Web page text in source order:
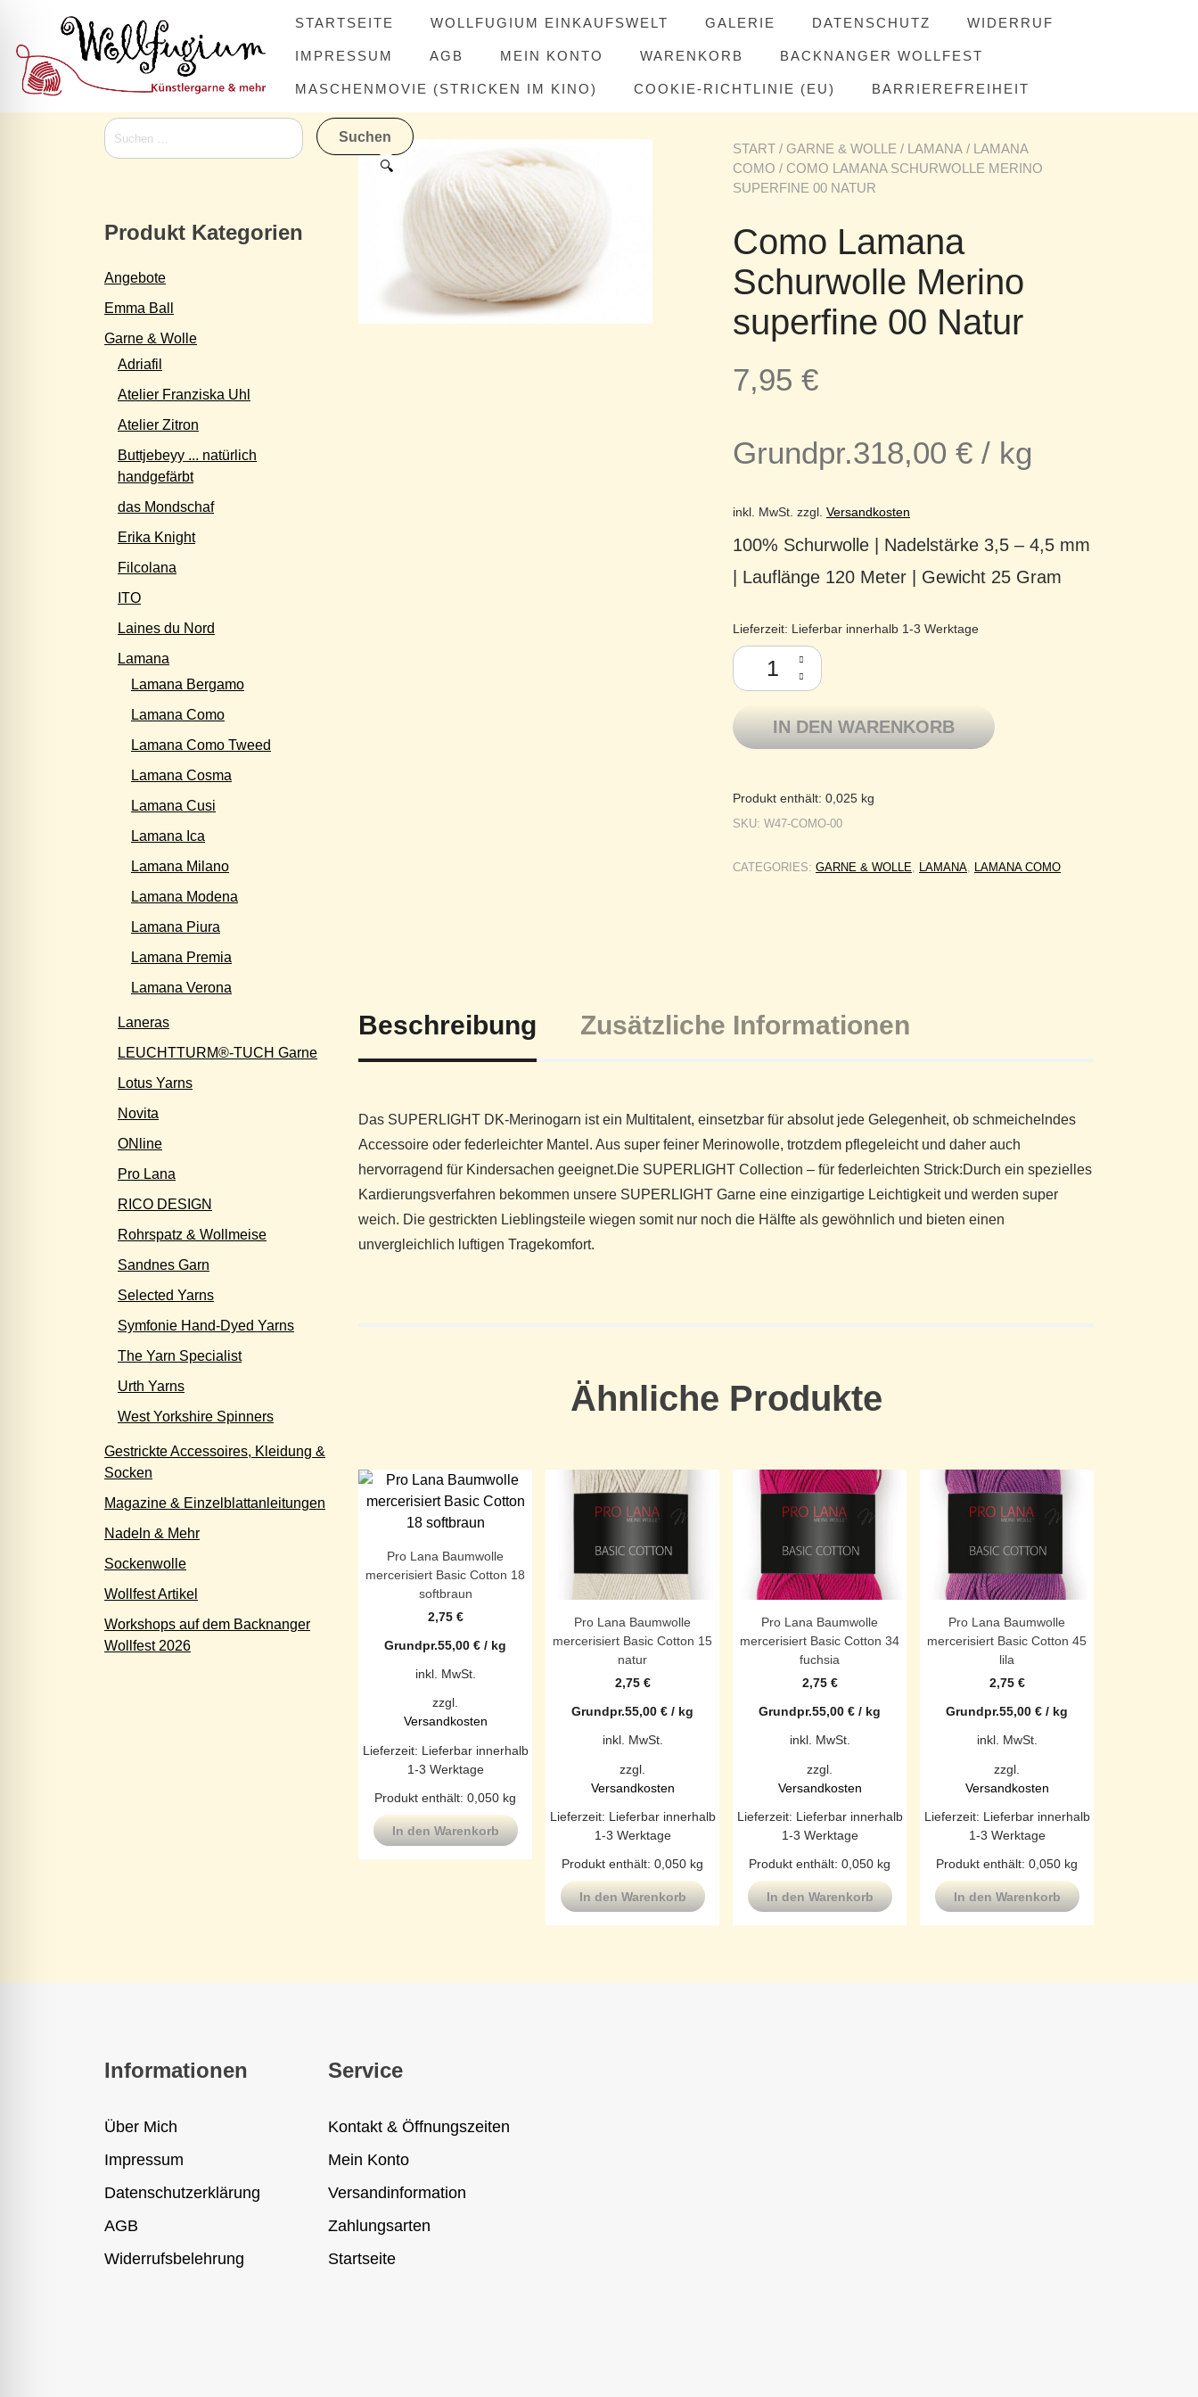
content
STARTSEITE WOLLFUGIUM EINKAUFSWELT GALERIE DATENSCHUTZ WIDERRUF
IMPRESSUM AGB MEIN KONTO WARENKORB BACKNANGER WOLLFEST
MASCHENMOVIE (STRICKEN IM KINO) COOKIE-RICHTLINIE (EU) BARRIEREFREIHEIT
🔍
START / GARNE & WOLLE / LAMANA / LAMANA
COMO / COMO LAMANA SCHURWOLLE MERINO
SUPERFINE 00 NATUR
Como Lamana
Schurwolle Merino
superfine 00 Natur
7,95 €
Grundpr.318,00 € / kg
inkl. MwSt. zzgl. Versandkosten
100% Schurwolle | Nadelstärke 3,5 – 4,5 mm
| Lauflänge 120 Meter | Gewicht 25 Gram
Lieferzeit: Lieferbar innerhalb 1-3 Werktage
Como Lamana Schurwolle Merino superfine 00 Natur Menge
IN DEN WARENKORB
Produkt enthält: 0,025 kg
SKU: W47-COMO-00
CATEGORIES: GARNE & WOLLE LAMANA LAMANA COMO
Beschreibung Zusätzliche Informationen
Das SUPERLIGHT DK-Merinogarn ist ein Multitalent, einsetzbar für absolut jede Gelegenheit, ob schmeichelndes
Accessoire oder federleichter Mantel. Aus super feiner Merinowolle, trotzdem pflegeleicht und daher auch
hervorragend für Kindersachen geeignet.Die SUPERLIGHT Collection – für federleichten Strick:Durch ein spezielles
Kardierungsverfahren bekommen unsere SUPERLIGHT Garne eine einzigartige Leichtigkeit und werden super
weich. Die gestrickten Lieblingsteile wiegen somit nur noch die Hälfte als gewöhnlich und bieten einen
unvergleichlich luftigen Tragekomfort.
Ähnliche Produkte
Pro Lana Baumwolle
mercerisiert Basic Cotton 18
softbraun
2,75 €
Grundpr.55,00 € / kg
inkl. MwSt.
zzgl.
Versandkosten
Lieferzeit: Lieferbar innerhalb
1-3 Werktage
Produkt enthält: 0,050 kg
In den Warenkorb
Pro Lana Baumwolle
mercerisiert Basic Cotton 15
natur
2,75 €
Grundpr.55,00 € / kg
inkl. MwSt.
zzgl.
Versandkosten
Lieferzeit: Lieferbar innerhalb
1-3 Werktage
Produkt enthält: 0,050 kg
In den Warenkorb
Pro Lana Baumwolle
mercerisiert Basic Cotton 34
fuchsia
2,75 €
Grundpr.55,00 € / kg
inkl. MwSt.
zzgl.
Versandkosten
Lieferzeit: Lieferbar innerhalb
1-3 Werktage
Produkt enthält: 0,050 kg
In den Warenkorb
Pro Lana Baumwolle
mercerisiert Basic Cotton 45
lila
2,75 €
Grundpr.55,00 € / kg
inkl. MwSt.
zzgl.
Versandkosten
Lieferzeit: Lieferbar innerhalb
1-3 Werktage
Produkt enthält: 0,050 kg
In den Warenkorb
Suchen
nach:
Produkt Kategorien
Angebote
Emma Ball
Garne & Wolle
Adriafil
Atelier Franziska Uhl
Atelier Zitron
Buttjebeyy ... natürlich
handgefärbt
das Mondschaf
Erika Knight
Filcolana
ITO
Laines du Nord
Lamana
Lamana Bergamo
Lamana Como
Lamana Como Tweed
Lamana Cosma
Lamana Cusi
Lamana Ica
Lamana Milano
Lamana Modena
Lamana Piura
Lamana Premia
Lamana Verona
Laneras
LEUCHTTURM®-TUCH Garne
Lotus Yarns
Novita
ONline
Pro Lana
RICO DESIGN
Rohrspatz & Wollmeise
Sandnes Garn
Selected Yarns
Symfonie Hand-Dyed Yarns
The Yarn Specialist
Urth Yarns
West Yorkshire Spinners
Gestrickte Accessoires, Kleidung &
Socken
Magazine & Einzelblattanleitungen
Nadeln & Mehr
Sockenwolle
Wollfest Artikel
Workshops auf dem Backnanger
Wollfest 2026
Informationen
Über Mich
Impressum
Datenschutzerklärung
AGB
Widerrufsbelehrung
Service
Kontakt & Öffnungszeiten
Mein Konto
Versandinformation
Zahlungsarten
Startseite